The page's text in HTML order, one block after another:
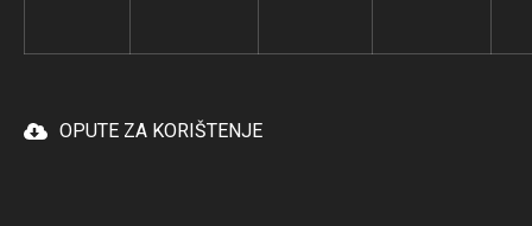
OPUTE ZA KORIŠTENJE